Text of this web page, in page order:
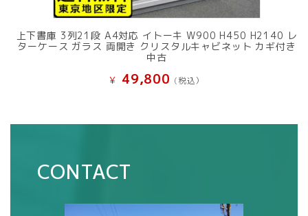
上下書庫 3列21段 A4対応 イトーキ W900 H450 H2140 レ
ターケース ガラス 両開き クリスタルキャビネット カギ付き
中古
¥ 49,800 (税込）
CONTACT